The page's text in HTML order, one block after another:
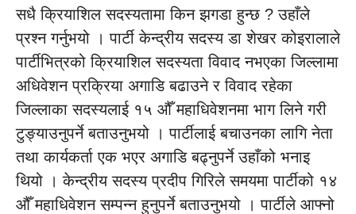
सधै क्रियाशिल सदस्यतामा किन झगडा हुन्छ ? उहाँले
प्रश्न गर्नुभयो । पार्टी केन्द्रीय सदस्य डा शेखर कोइरालाले
पार्टीभित्रको क्रियाशिल सदस्यता विवाद नभएका जिल्लामा
अधिवेशन प्रक्रिया अगाडि बढाउने र विवाद रहेका
जिल्लाका सदस्यलाई १५ औँ महाधिवेशनमा भाग लिने गरी
टुङ्याउनुपर्ने बताउनुभयो । पार्टीलाई बचाउनका लागि नेता
तथा कार्यकर्ता एक भएर अगाडि बढ्नुपर्ने उहाँको भनाइ
थियो । केन्द्रीय सदस्य प्रदीप गिरिले समयमा पार्टीको १४
औँ महाधिवेशन सम्पन्न हुनुपर्ने बताउनुभयो । पार्टीले आफ्नो